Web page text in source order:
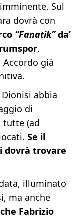
Sul
dovrà con
“Fanatik”da’
,
già
abbia
di
tutte (ad
Se il
dovrà trovare
illuminato
ma anche
Fabrizio